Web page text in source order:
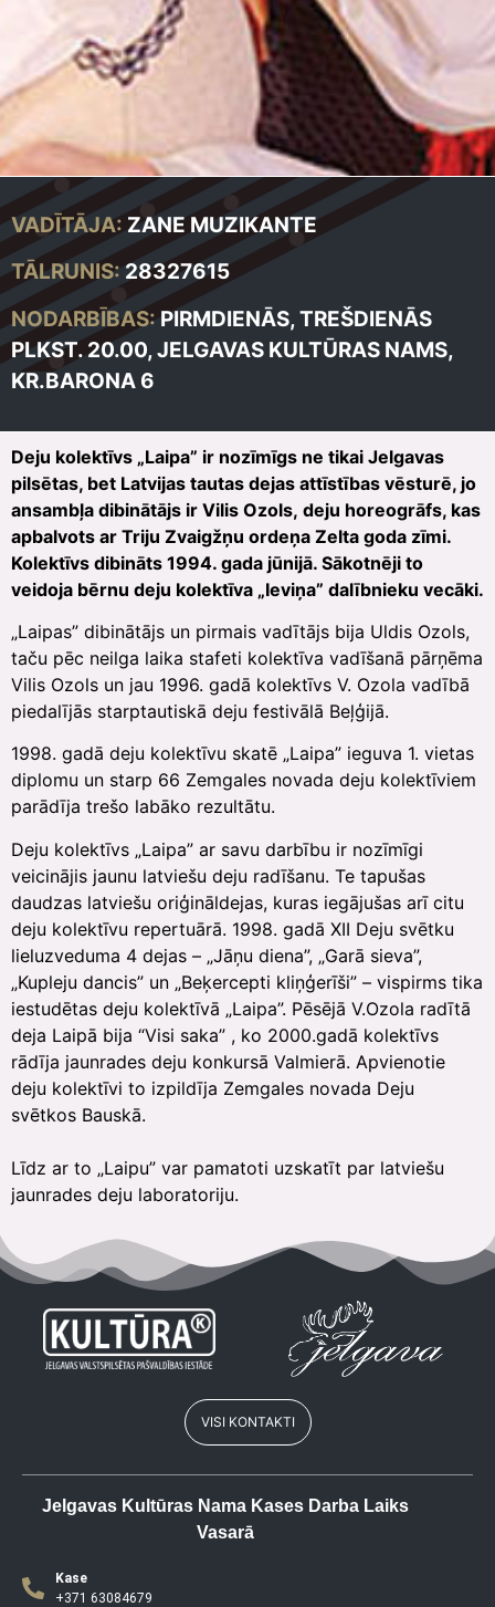
VADĪTĀJA:ZANE MUZIKANTE
TĀLRUNIS:28327615
NODARBĪBAS:PIRMDIENĀS, TREŠDIENĀS
PLKST. 20.00, JELGAVAS KULTŪRAS NAMS,
KR.BARONA 6
Deju kolektīvs „Laipa” ir nozīmīgs ne tikai Jelgavas
pilsētas, bet Latvijas tautas dejas attīstības vēsturē, jo
ansambļa dibinātājs ir Vilis Ozols, deju horeogrāfs, kas
apbalvots ar Triju Zvaigžņu ordeņa Zelta goda zīmi.
Kolektīvs dibināts 1994. gada jūnijā. Sākotnēji to
veidoja bērnu deju kolektīva „Ieviņa” dalībnieku vecāki.
„Laipas” dibinātājs un pirmais vadītājs bija Uldis Ozols,
taču pēc neilga laika stafeti kolektīva vadīšanā pārņēma
Vilis Ozols un jau 1996. gadā kolektīvs V. Ozola vadībā
piedalījās starptautiskā deju festivālā Beļģijā.
1998. gadā deju kolektīvu skatē „Laipa” ieguva 1. vietas
diplomu un starp 66 Zemgales novada deju kolektīviem
parādīja trešo labāko rezultātu.
Deju kolektīvs „Laipa” ar savu darbību ir nozīmīgi
veicinājis jaunu latviešu deju radīšanu. Te tapušas
daudzas latviešu oriģināldejas, kuras iegājušas arī citu
deju kolektīvu repertuārā. 1998. gadā XII Deju svētku
lieluzveduma 4 dejas – „Jāņu diena”, „Garā sieva”,
„Kupleju dancis” un „Beķercepti kliņģerīši” – vispirms tika
iestudētas deju kolektīvā „Laipa”. Pēsējā V.Ozola radītā
deja Laipā bija “Visi saka” , ko 2000.gadā kolektīvs
rādīja jaunrades deju konkursā Valmierā. Apvienotie
deju kolektīvi to izpildīja Zemgales novada Deju
svētkos Bauskā.
Līdz ar to „Laipu” var pamatoti uzskatīt par latviešu
jaunrades deju laboratoriju.
VISI KONTAKTI
Jelgavas Kultūras Nama Kases Darba Laiks
Vasarā
Kase
+371 63084679